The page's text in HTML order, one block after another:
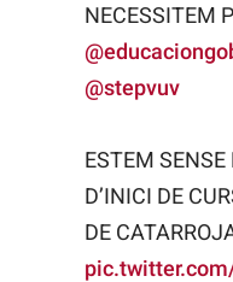
NECESSITEM
@stepvuv
ESTEM SENSE
D’INICI DE
DE